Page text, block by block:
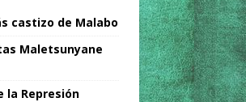
castizo de Malabo
Maletsunyane
la Represión